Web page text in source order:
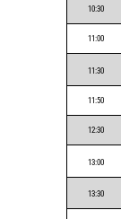
10:30
11:00
11:30
11:50
12:30
13:00
13:30